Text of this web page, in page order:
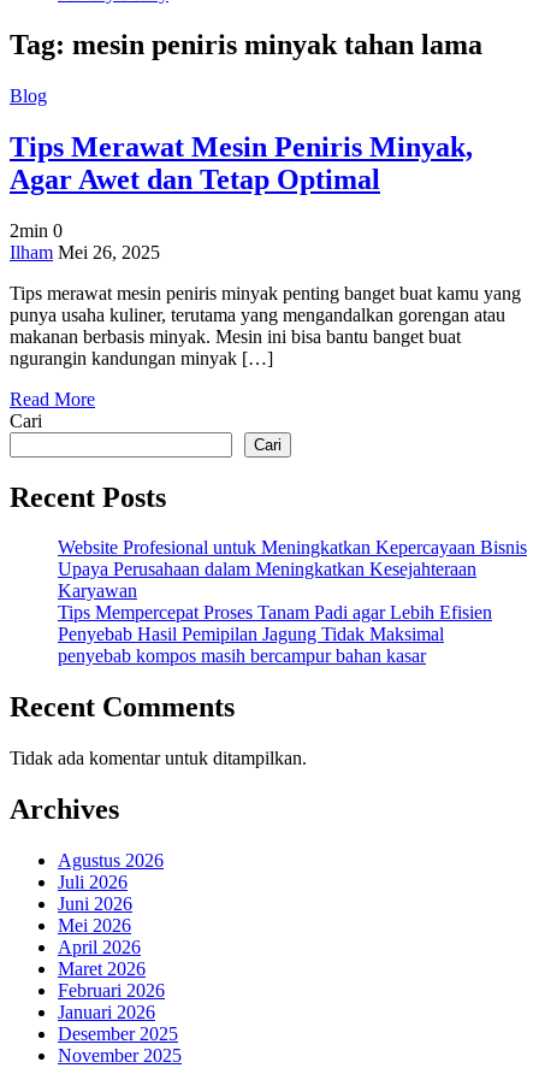
Tag: mesin peniris minyak tahan lama
Blog
Tips Merawat Mesin Peniris Minyak,
Agar Awet dan Tetap Optimal
2min 0
on
Merawat
Mesin
Peniris
Minyak,
Awet
dan
Ilham Mei 26, 2025
Tips merawat mesin peniris minyak penting banget buat kamu yang
punya usaha kuliner, terutama yang mengandalkan gorengan atau
makanan berbasis minyak. Mesin ini bisa bantu banget buat
ngurangin kandungan minyak […]
Read More
Cari
Cari
Recent Posts
Website Profesional untuk Meningkatkan Kepercayaan Bisnis
Upaya Perusahaan dalam Meningkatkan Kesejahteraan
Karyawan
Tips Mempercepat Proses Tanam Padi agar Lebih Efisien
Penyebab Hasil Pemipilan Jagung Tidak Maksimal
penyebab kompos masih bercampur bahan kasar
Recent Comments
Tidak ada komentar untuk ditampilkan.
Archives
Agustus 2026
Juli 2026
Juni 2026
Mei 2026
April 2026
Maret 2026
Februari 2026
Januari 2026
Desember 2025
November 2025